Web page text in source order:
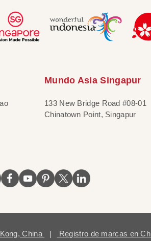
Mundo Asia Singapur
133 New Bridge Road #08-01
Chinatown Point, Singapur
China |
Registro de marcas en